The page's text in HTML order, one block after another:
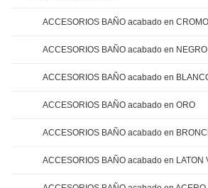
ACCESORIOS BAÑO acabado en CROMO
ACCESORIOS BAÑO acabado en NEGRO
ACCESORIOS BAÑO acabado en
ACCESORIOS BAÑO acabado en ORO
ACCESORIOS BAÑO acabado en
ACCESORIOS BAÑO acabado en LATON